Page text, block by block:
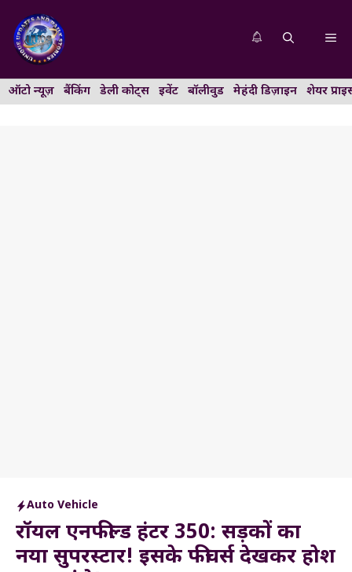
content
ऑटो न्यूज़ बैंकिंग डेली कोट्स इवेंट बॉलीवुड मेहंदी डिज़ाइन शेयर
Auto Vehicle
रॉयल एनफील्ड हंटर 350: सड़कों का
नया सुपरस्टार! इसके फीचर्स देखकर होश